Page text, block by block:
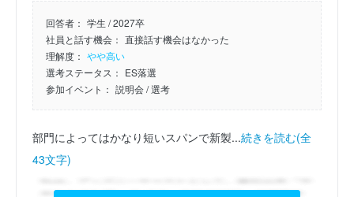
回答者： 学生 / 2027卒
社員と話す機会： 直接話す機会はなかった
理解度： やや高い
選考ステータス： ES落選
参加イベント： 説明会/ 選考
部門によってはかなり短いスパンで新製...続きを読む(全
43文字)